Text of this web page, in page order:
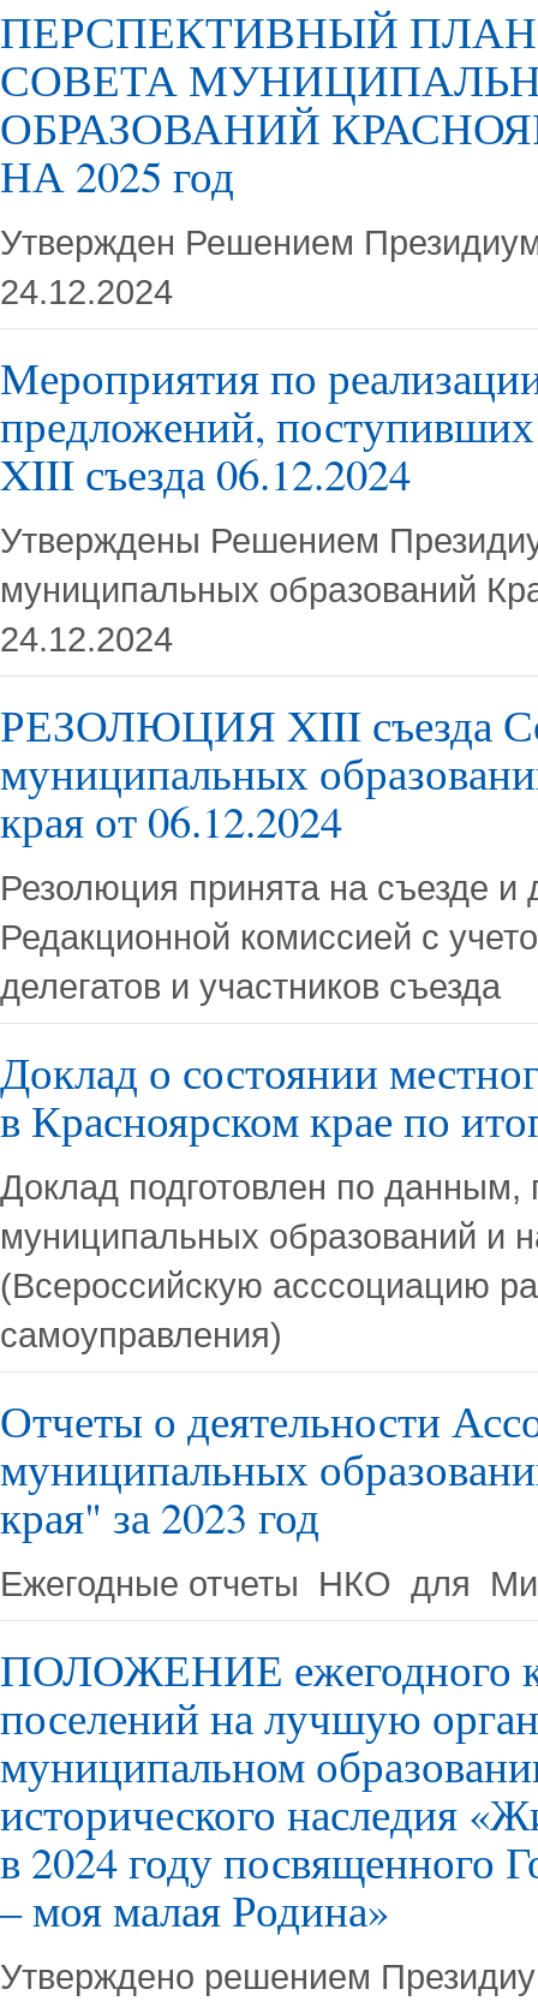
ПЕРСПЕКТИВНЫЙ
СОВЕТА
ОБРАЗОВАНИЙ
НА 2025 год
Утвержден Решением
24.12.2024
Мероприятия по
предложений, поступивших
XIII съезда 06.12.2024
Утверждены Решением
муниципальных образований
24.12.2024
РЕЗОЛЮЦИЯ XIII съезда
муниципальных
края от 06.12.2024
Резолюция принята на съезде и
Редакционной комиссией с
делегатов и участников съезда
Доклад о состоянии
в Красноярском крае по
Доклад подготовлен по данным,
муниципальных образований и
(Всероссийскую асссоциацию
самоуправления)
Отчеты о деятельности
муниципальных
края" за 2023 год
Ежегодные отчеты НКО для
ПОЛОЖЕНИЕ ежегодного
поселений на лучшую
муниципальном
исторического наследия
в 2024 году посвященного
– моя малая Родина»
Утверждено решением